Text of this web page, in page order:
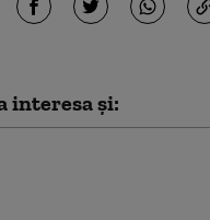
interesa și: